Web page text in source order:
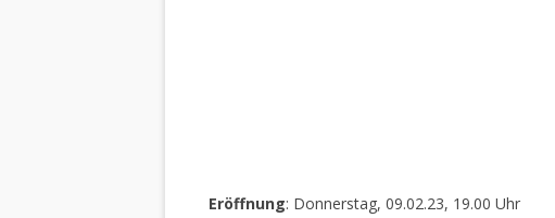
Eröffnung: Donnerstag, 09.02.23, 19.00 Uhr